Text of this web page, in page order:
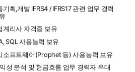
기획 개발 IFRS4 / IFRS17 관련 업무 경력
계리사 자격증 보유
SQL사용능력 보유
소프트웨어(Prophet 등)사용능력 보유
성 분석 및 현금흐름 업무 경력자 우대